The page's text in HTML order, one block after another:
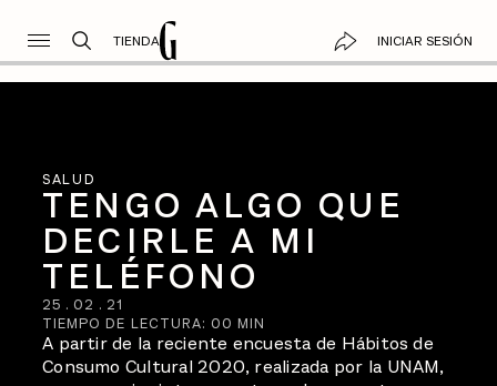
TIENDA INICIAR SESIÓN
SALUD
TENGO ALGO QUE
DECIRLE A MI
TELÉFONO
25 . 02 . 21
TIEMPO DE LECTURA: 00 MIN
A partir de la reciente encuesta de Hábitos de
Consumo Cultural 2020, realizada por la UNAM,